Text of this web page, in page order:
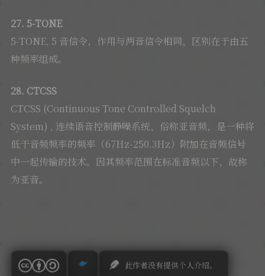
27. 5-TONE
5-TONE, 5 音信令，作用与两音信令相同，区别在于由五
种频率组成。
28. CTCSS
CTCSS (Continuous Tone Controlled Squelch
System) , 连续语音控制静噪系统，俗称亚音频，是一种将
低于音频频率的频率（67Hz-250.3Hz）附加在音频信号
中一起传输的技术。因其频率范围在标准音频以下，故称
为亚音。
此作者没有提供个人介绍。